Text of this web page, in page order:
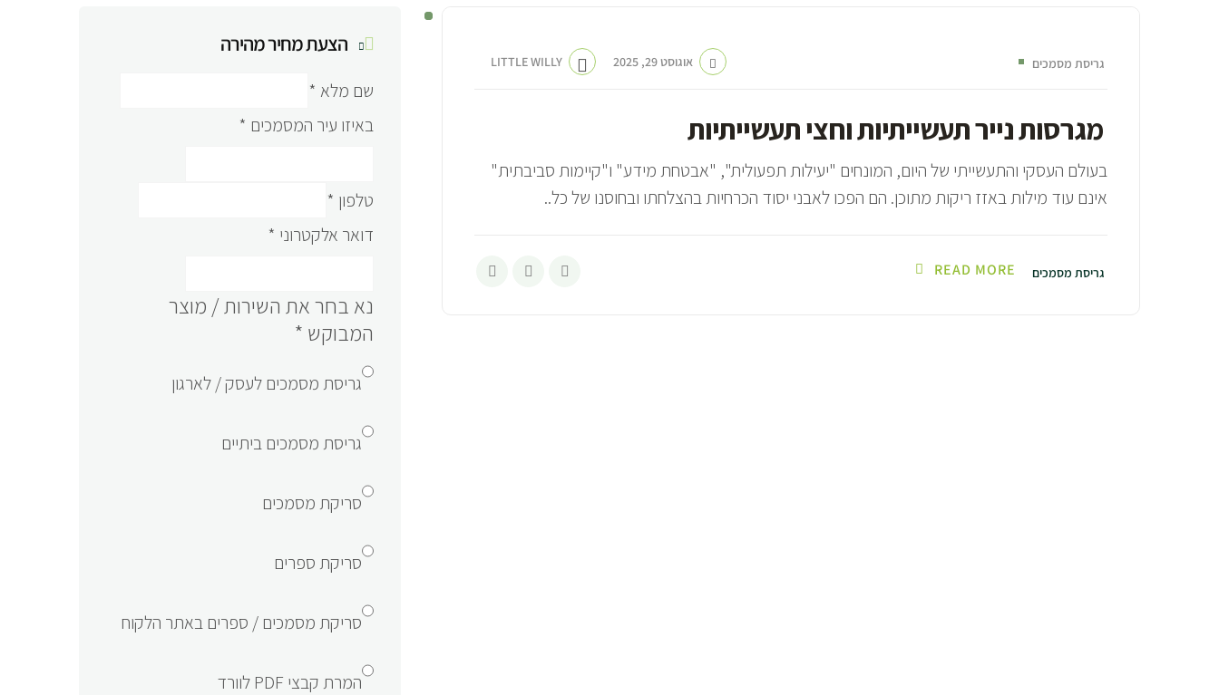
מגרסות נייר תעשייתיות וחצי תעשייתיות
גריסת מסמכים אוגוסט 29, 2025 LITTLE WILLY
בעולם העסקי והתעשייתי של היום, המונחים "יעילות תפעולית", "אבטחת מידע" ו"קיימות סביבתית"
אינם עוד מילות באזז ריקות מתוכן. הם הפכו לאבני יסוד הכרחיות בהצלחתו ובחוסנו של כל..
גריסת מסמכים READ MORE
הצעת מחיר מהירה
שם מלא *
באיזו עיר המסמכים *
טלפון *
דואר אלקטרוני *
נא בחר את השירות / מוצר
המבוקש *
גריסת מסמכים לעסק / לארגון
גריסת מסמכים ביתיים
סריקת מסמכים
סריקת ספרים
סריקת מסמכים / ספרים באתר הלקוח
המרת קבצי PDF לוורד